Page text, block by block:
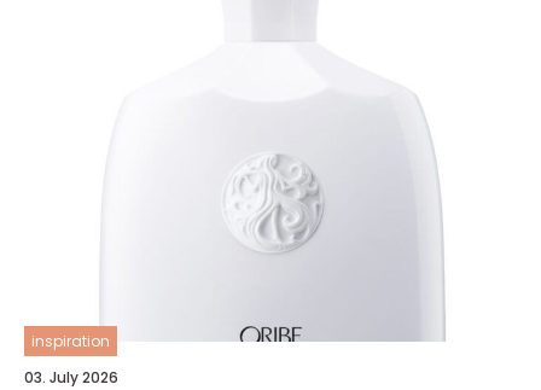
inspiration
03. July 2026